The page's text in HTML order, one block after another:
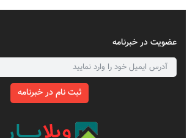
عضویت در خبرنامه
ثبت نام در خبرنامه